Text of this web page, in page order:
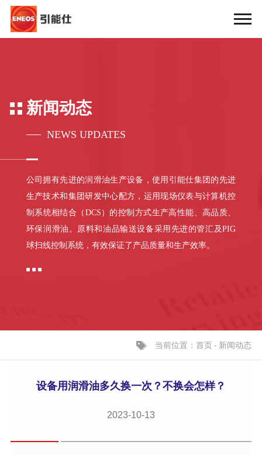
新闻动态
NEWS UPDATES
公司拥有先进的润滑油生产设备，使用引能仕集团的先进
生产技术和集团研发中心配方，运用现场仪表与计算机控
制系统相结合（DCS）的控制方式生产高性能、高品质、
环保润滑油。原料和油品输送设备采用先进的管汇及PIG
球扫线控制系统，有效保证了产品质量和生产效率。
当前位置：首页 - 新闻动态
设备用润滑油多久换一次？不换会怎样？
2023-10-13